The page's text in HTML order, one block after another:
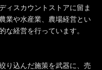
ィスカウントストアに留ま
業や水産業、農場経営とい
な経営を行っています。
り込んだ施策を武器に、売